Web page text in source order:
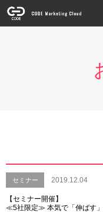
セミナー 2019.12.04
【セミナー開催】
≪5社限定≫ 本気で「伸ばす